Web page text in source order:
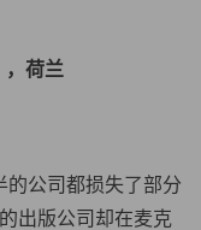
，荷兰
的公司都损失了部分
出版公司却在麦克